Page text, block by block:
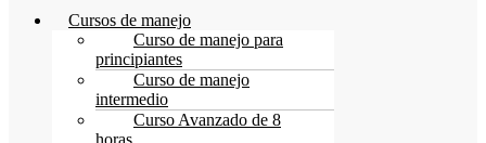
Cursos de manejo
Curso de manejo para
principiantes
Curso de manejo
intermedio
Curso Avanzado de 8